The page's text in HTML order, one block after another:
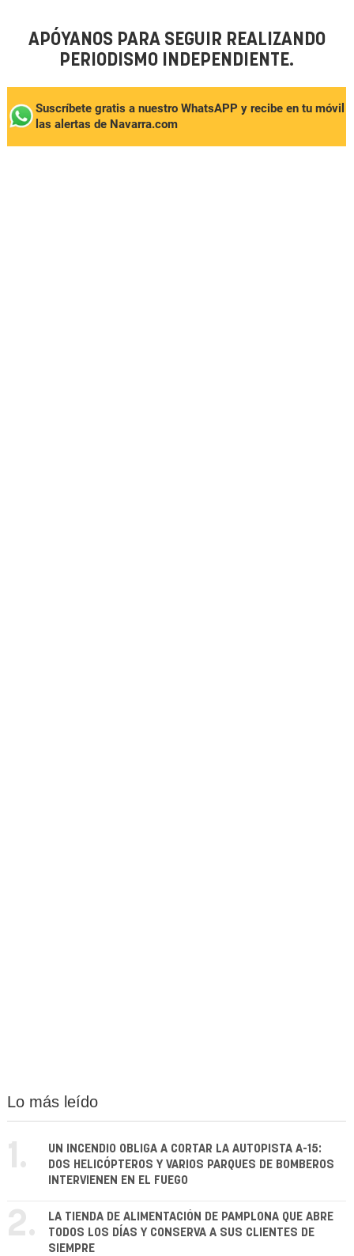
APÓYANOS PARA SEGUIR REALIZANDO
PERIODISMO INDEPENDIENTE.
Suscríbete gratis a nuestro WhatsAPP y recibe en tu móvil
las alertas de Navarra.com
Lo más leído
1.
UN INCENDIO OBLIGA A CORTAR LA AUTOPISTA A-15:
DOS HELICÓPTEROS Y VARIOS PARQUES DE BOMBEROS
INTERVIENEN EN EL FUEGO
2.
LA TIENDA DE ALIMENTACIÓN DE PAMPLONA QUE ABRE
TODOS LOS DÍAS Y CONSERVA A SUS CLIENTES DE
SIEMPRE